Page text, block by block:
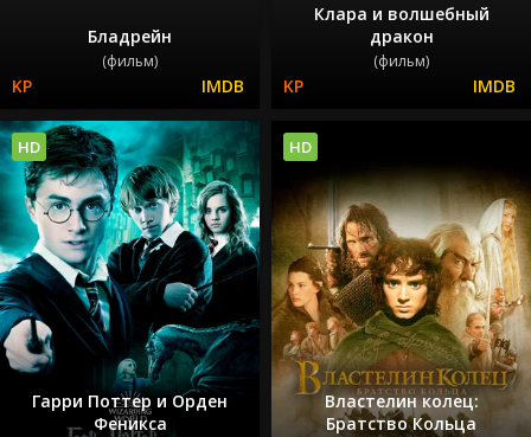
Бладрейн
(фильм)
Клара и волшебный
дракон
(фильм)
Гарри Поттер и Орден
Феникса
HD
Властелин колец:
Братство Кольца
HD